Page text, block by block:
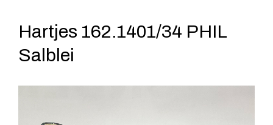
Hartjes 162.1401/34 PHIL
Salblei